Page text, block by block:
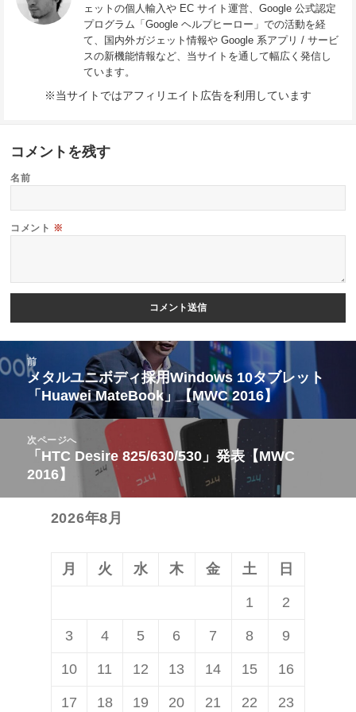
ェットの個人輸入や EC サイト運営、Google 公式認定
プログラム「Google ヘルプヒーロー」での活動を経
て、国内外ガジェット情報や Google 系アプリ / サービ
スの新機能情報など、当サイトを通して幅広く発信し
ています。
※当サイトではアフィリエイト広告を利用しています
コメントを残す
名前
コメント ※
稿
ビ
前
前
稿:
メタルユニボディ採用Windows 10タブレット
「Huawei MateBook」【MWC 2016】
次ページへ
次
の
投
「HTC Desire 825/630/530」発表【MWC
2016】
2026年8月
月 火 水 木 金 土 日
1 2
3 4 5 6 7 8 9
10 11 12 13 14 15 16
17 18 19 20 21 22 23